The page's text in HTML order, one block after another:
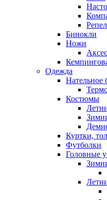
Бинокли
Ножи
Одежда
Нательное
Костюмы
Куртки,
Футболки
Головные